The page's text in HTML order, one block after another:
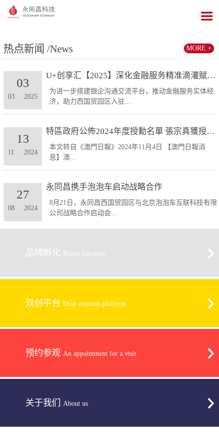
热点新闻 /News
U+创享汇【2025】深化金融服务精准滴灌赋能发展...
为进一步搭建银企沟通交流平台，推动金融服务实体经
济，助力西国贸园区入驻...
03 2025
03
特區政府公佈2024年度授勳名單 張宗真獲授予專業...
本文转自《澳門日報》2024年11月4日 【澳門日報消
息】澳...
11 2024
13
永同昌携手泡泡车启动战略合作
8月21日，永同昌西国贸园区与北京泡泡车互联科技有限
公司战略合作启动会...
08 . 2024
27
MORE +
品牌孵化 Brand hatching
双创平台 Dual creation platform
预约参观 An appointment for a visit
关于我们 About us